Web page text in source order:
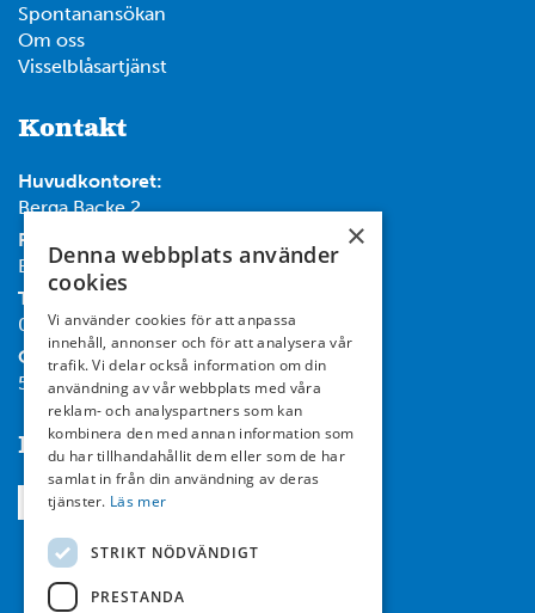
Spontanansökan
Om oss
Visselblåsartjänst
Kontakt
Huvudkontoret:
Berga Backe 2
Post:
Box 732, 182 17 Danderyd
Tel:
08-714 35 00
Org nr:
556467-7119
Följ oss
×
Denna webbplats använder
cookies
Vi använder cookies för att anpassa
innehåll, annonser och för att analysera vår
trafik. Vi delar också information om din
användning av vår webbplats med våra
reklam- och analyspartners som kan
kombinera den med annan information som
du har tillhandahållit dem eller som de har
samlat in från din användning av deras
tjänster. Läs mer
STRIKT NÖDVÄNDIGT
PRESTANDA